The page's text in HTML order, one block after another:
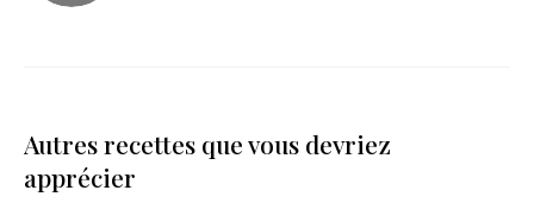
Autres recettes que vous devriez
apprécier